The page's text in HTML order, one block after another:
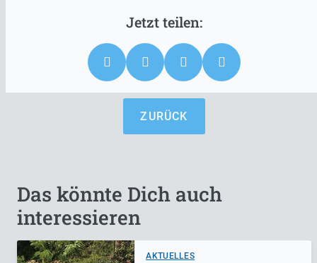
ZURÜCK
Das könnte Dich auch
interessieren
AKTUELLES